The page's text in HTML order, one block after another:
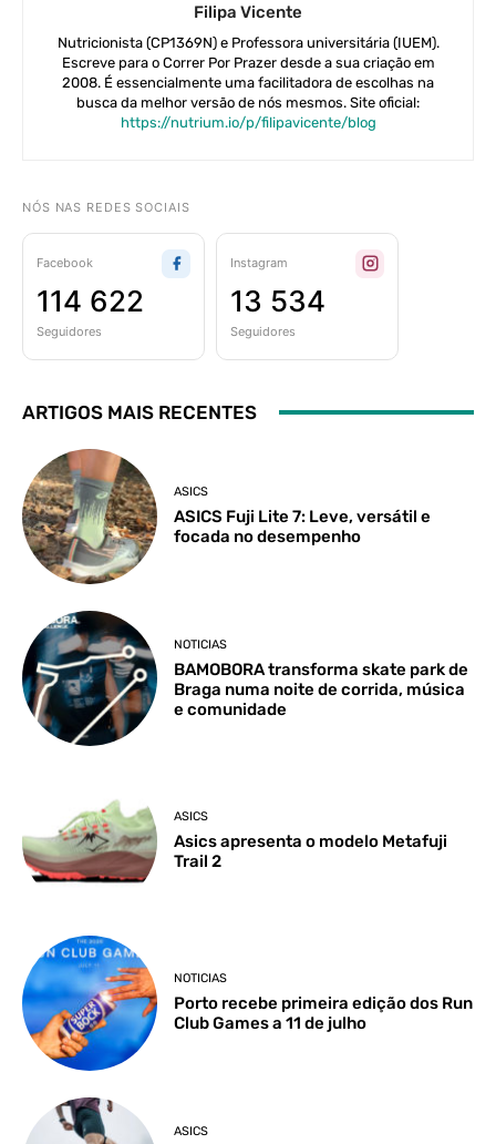
Filipa Vicente
Nutricionista (CP1369N) e Professora universitária (IUEM).
Escreve para o Correr Por Prazer desde a sua criação em
2008. É essencialmente uma facilitadora de escolhas na
busca da melhor versão de nós mesmos. Site oficial:
https://nutrium.io/p/filipavicente/blog
NÓS NAS REDES SOCIAIS
Facebook
114 622
Seguidores
Instagram
13 534
Seguidores
ARTIGOS MAIS RECENTES
ASICS
ASICS Fuji Lite 7: Leve, versátil e
focada no desempenho
NOTICIAS
BAMOBORA transforma skate park de
Braga numa noite de corrida, música
e comunidade
ASICS
Asics apresenta o modelo Metafuji
Trail 2
NOTICIAS
Porto recebe primeira edição dos Run
Club Games a 11 de julho
ASICS